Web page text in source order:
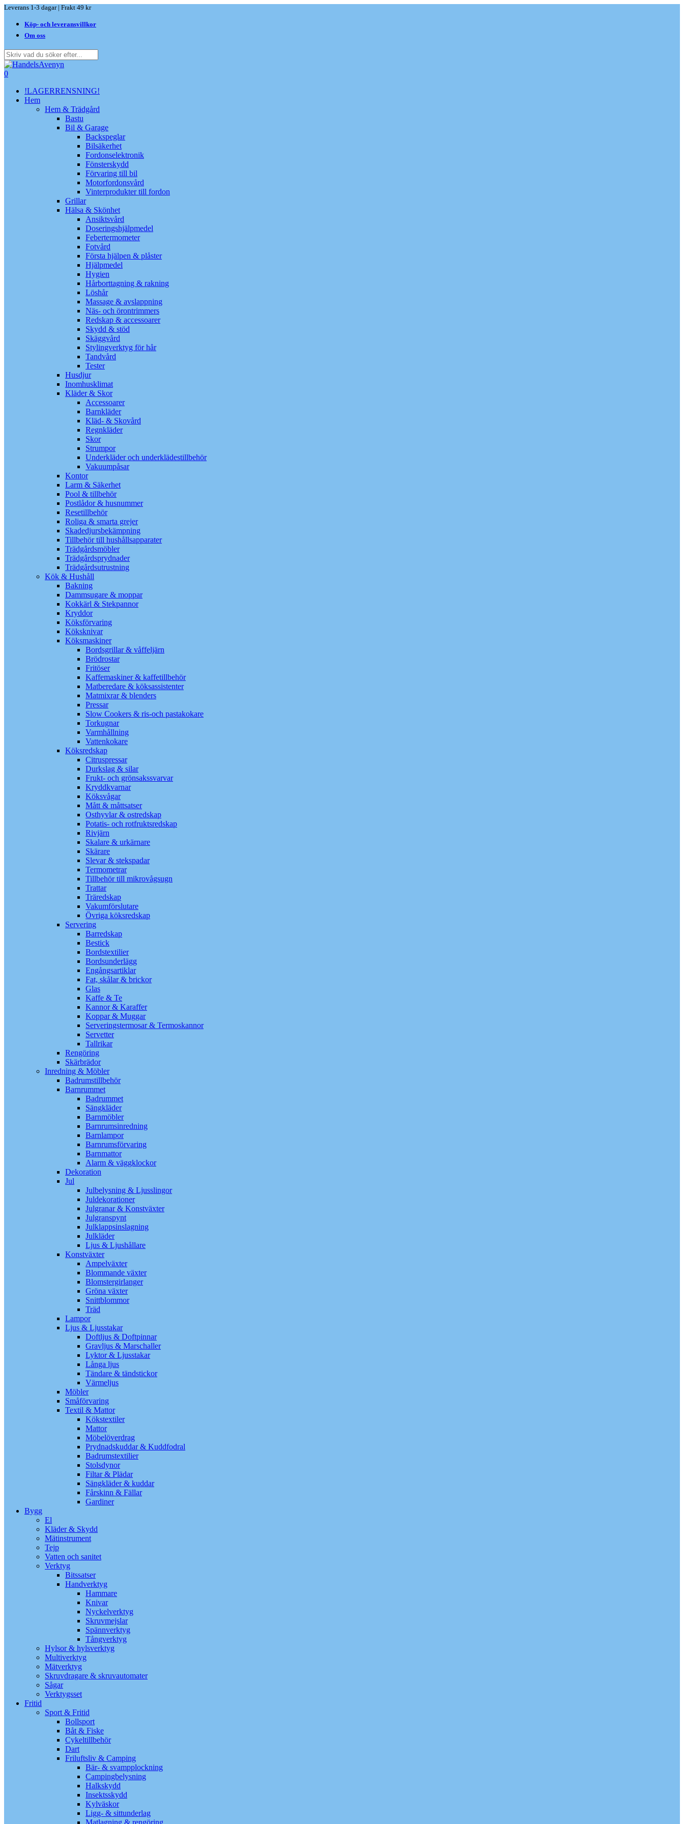
Skip
main
content
Leverans 1-3 dagar | Frakt 49 kr
Köp- och leveransvillkor
Om oss
Close
Search
search
0
!LAGERRENSNING!
Hem
Hem & Trädgård
Bastu
Bil & Garage
Backspeglar
Bilsäkerhet
Fordonselektronik
Fönsterskydd
Förvaring till bil
Motorfordonsvård
Vinterprodukter till fordon
Grillar
Hälsa & Skönhet
Ansiktsvård
Doseringshjälpmedel
Febertermometer
Fotvård
Första hjälpen & plåster
Hjälpmedel
Hygien
Hårborttagning & rakning
Löshår
Massage & avslappning
Näs- och örontrimmers
Redskap & accessoarer
Skydd & stöd
Skäggvård
Stylingverktyg för hår
Tandvård
Tester
Husdjur
Inomhusklimat
Kläder & Skor
Accessoarer
Barnkläder
Kläd- & Skovård
Regnkläder
Skor
Strumpor
Underkläder och underklädestillbehör
Vakuumpåsar
Kontor
Larm & Säkerhet
Pool & tillbehör
Postlådor & husnummer
Resetillbehör
Roliga & smarta grejer
Skadedjursbekämpning
Tillbehör till hushållsapparater
Trädgårdsmöbler
Trädgårdsprydnader
Trädgårdsutrustning
Kök & Hushåll
Bakning
Dammsugare & moppar
Kokkärl & Stekpannor
Kryddor
Köksförvaring
Köksknivar
Köksmaskiner
Bordsgrillar & våffeljärn
Brödrostar
Fritöser
Kaffemaskiner & kaffetillbehör
Matberedare & köksassistenter
Matmixrar & blenders
Pressar
Slow Cookers & ris-och pastakokare
Torkugnar
Varmhållning
Vattenkokare
Köksredskap
Citruspressar
Durkslag & silar
Frukt- och grönsakssvarvar
Kryddkvarnar
Köksvågar
Mått & måttsatser
Osthyvlar & ostredskap
Potatis- och rotfruktsredskap
Rivjärn
Skalare & urkärnare
Skärare
Slevar & stekspadar
Termometrar
Tillbehör till mikrovågsugn
Trattar
Träredskap
Vakumförslutare
Övriga köksredskap
Servering
Barredskap
Bestick
Bordstextilier
Bordsunderlägg
Engångsartiklar
Fat, skålar & brickor
Glas
Kaffe & Te
Kannor & Karaffer
Koppar & Muggar
Serveringstermosar & Termoskannor
Servetter
Tallrikar
Rengöring
Skärbrädor
Inredning & Möbler
Badrumstillbehör
Barnrummet
Badrummet
Sängkläder
Barnmöbler
Barnrumsinredning
Barnlampor
Barnrumsförvaring
Barnmattor
Alarm & väggklockor
Dekoration
Jul
Julbelysning & Ljusslingor
Juldekorationer
Julgranar & Konstväxter
Julgranspynt
Julklappsinslagning
Julkläder
Ljus & Ljushållare
Konstväxter
Ampelväxter
Blommande växter
Blomstergirlanger
Gröna växter
Snittblommor
Träd
Lampor
Ljus & Ljusstakar
Doftljus & Doftpinnar
Gravljus & Marschaller
Lyktor & Ljusstakar
Långa ljus
Tändare & tändstickor
Värmeljus
Möbler
Småförvaring
Textil & Mattor
Kökstextiler
Mattor
Möbelöverdrag
Prydnadskuddar & Kuddfodral
Badrumstextilier
Stolsdynor
Filtar & Plädar
Sängkläder & kuddar
Fårskinn & Fällar
Gardiner
Bygg
El
Kläder & Skydd
Mätinstrument
Tejp
Vatten och sanitet
Verktyg
Bitssatser
Handverktyg
Hammare
Knivar
Nyckelverktyg
Skruvmejslar
Spännverktyg
Tångverktyg
Hylsor & hylsverktyg
Multiverktyg
Mätverktyg
Skruvdragare & skruvautomater
Sågar
Verktygsset
Fritid
Sport & Fritid
Bollsport
Båt & Fiske
Cykeltillbehör
Dart
Friluftsliv & Camping
Bär- & svampplockning
Campingbelysning
Halkskydd
Insektsskydd
Kylväskor
Ligg- & sittunderlag
Matlagning & rengöring